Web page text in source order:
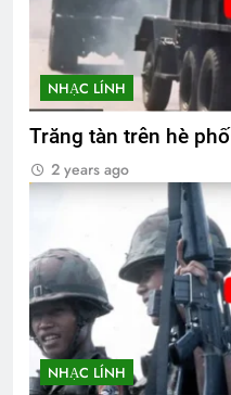
NHẠC LÍNH
Trăng tàn trên hè phố
2 years ago
NHẠC LÍNH